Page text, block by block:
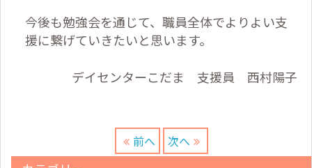
今後も勉強会を通じて、職員全体でよりよい支
援に繋げていきたいと思います。
デイセンターこだま 支援員 西村陽子
前へ 次へ